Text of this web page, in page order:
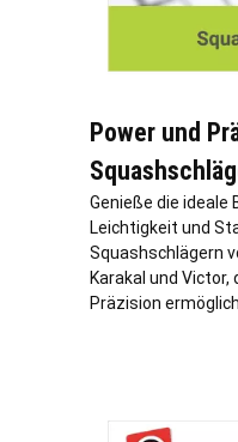
Power und
Genieße die ideale
Leichtigkeit und
Squashschlägern
Karakal und Victor,
Präzision